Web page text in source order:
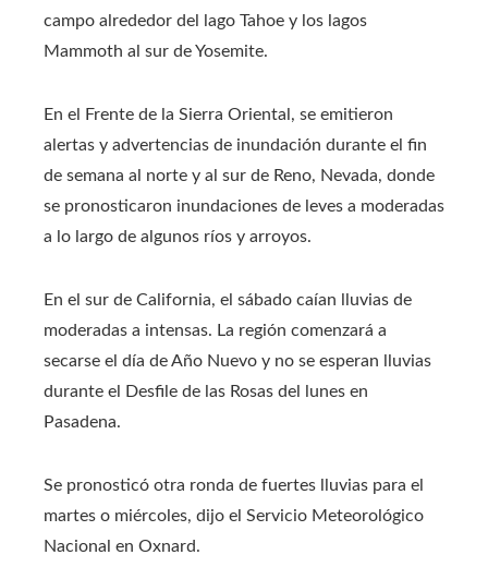
campo alrededor del lago Tahoe y los lagos
Mammoth al sur de Yosemite.
En el Frente de la Sierra Oriental, se emitieron
alertas y advertencias de inundación durante el fin
de semana al norte y al sur de Reno, Nevada, donde
se pronosticaron inundaciones de leves a moderadas
a lo largo de algunos ríos y arroyos.
En el sur de California, el sábado caían lluvias de
moderadas a intensas. La región comenzará a
secarse el día de Año Nuevo y no se esperan lluvias
durante el Desfile de las Rosas del lunes en
Pasadena.
Se pronosticó otra ronda de fuertes lluvias para el
martes o miércoles, dijo el Servicio Meteorológico
Nacional en Oxnard.